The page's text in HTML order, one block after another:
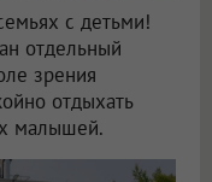
с детьми!
отдельный
зрения
отдыхать
малышей.